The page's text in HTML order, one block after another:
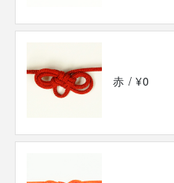
赤 / ¥0